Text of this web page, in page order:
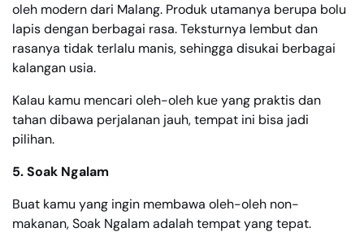
oleh modern dari Malang. Produk utamanya berupa bolu
lapis dengan berbagai rasa. Teksturnya lembut dan
rasanya tidak terlalu manis, sehingga disukai berbagai
kalangan usia.
Kalau kamu mencari oleh-oleh kue yang praktis dan
tahan dibawa perjalanan jauh, tempat ini bisa jadi
pilihan.
5. Soak Ngalam
Buat kamu yang ingin membawa oleh-oleh non-
makanan, Soak Ngalam adalah tempat yang tepat.